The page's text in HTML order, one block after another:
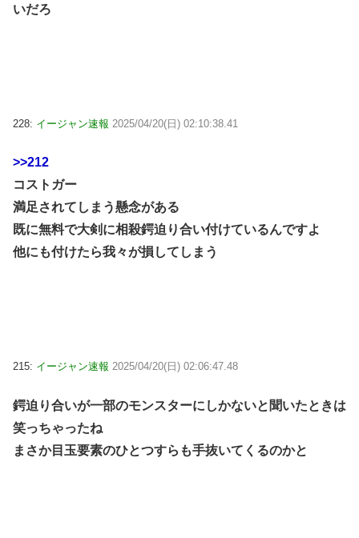
いだろ
228: イージャン速報 2025/04/20(日) 02:10:38.41
>>212
コストガー
満足されてしまう懸念がある
既に無料で大剣に相殺鍔迫り合い付けているんですよ
他にも付けたら我々が損してしまう
215: イージャン速報 2025/04/20(日) 02:06:47.48
鍔迫り合いが一部のモンスターにしかないと聞いたときは
笑っちゃったね
まさか目玉要素のひとつすらも手抜いてくるのかと